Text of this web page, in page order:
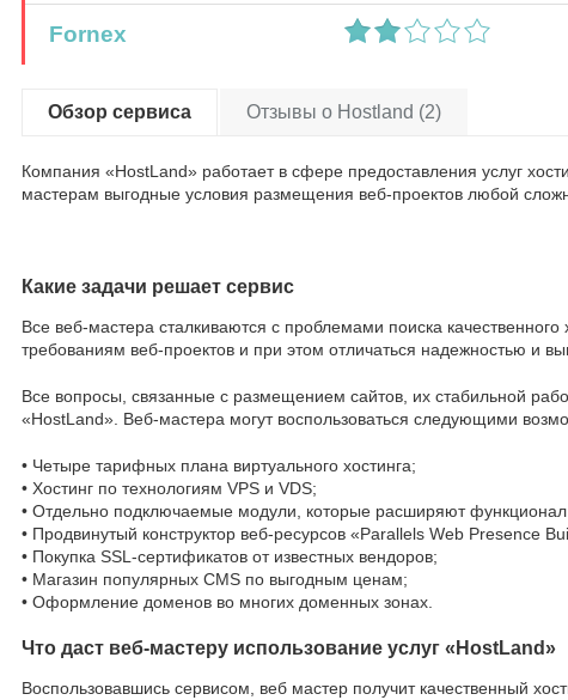
Fornex
Обзор сервиса Отзывы о Hostland (2)
Компания «HostLand» работает в сфере предоставления услуг
мастерам выгодные условия размещения веб-проектов любой
Какие задачи решает сервис
Все веб-мастера сталкиваются с проблемами поиска качественного
требованиям веб-проектов и при этом отличаться надежностью и
Все вопросы, связанные с размещением сайтов, их стабильной
«HostLand». Веб-мастера могут воспользоваться следующими
• Четыре тарифных плана виртуального хостинга;
• Хостинг по технологиям VPS и VDS;
• Отдельно подключаемые модули, которые расширяют функционал
• Продвинутый конструктор веб-ресурсов «Parallels Web Presence
• Покупка SSL-сертификатов от известных вендоров;
• Магазин популярных CMS по выгодным ценам;
• Оформление доменов во многих доменных зонах.
Что даст веб-мастеру использование услуг «HostLand»
Воспользовавшись сервисом, веб мастер получит качественный